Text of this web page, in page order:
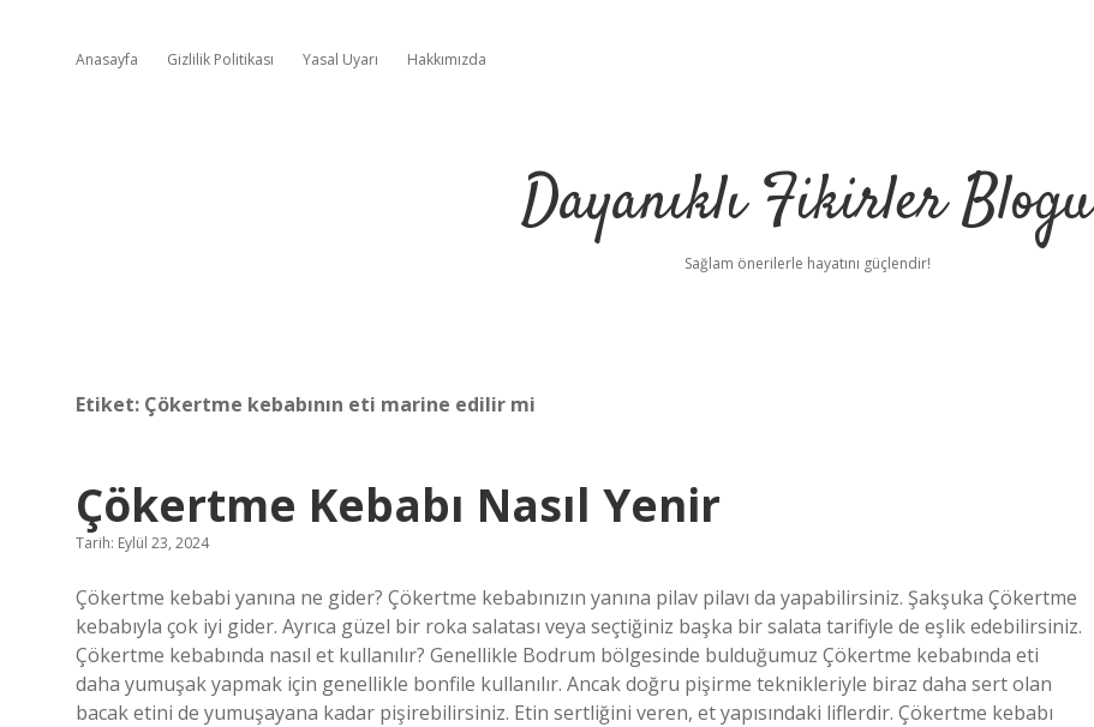
Anasayfa Gizlilik Politikası Yasal Uyarı Hakkımızda
Dayanıklı Fikirler Blogu
Sağlam önerilerle hayatını güçlendir!
Etiket: Çökertme kebabının eti marine edilir mi
Çökertme Kebabı Nasıl Yenir
Tarih: Eylül 23, 2024
Çökertme kebabi yanına ne gider? Çökertme kebabınızın yanına pilav pilavı da yapabilirsiniz. Şakşuka Çökertme
kebabıyla çok iyi gider. Ayrıca güzel bir roka salatası veya seçtiğiniz başka bir salata tarifiyle de eşlik edebilirsiniz.
Çökertme kebabında nasıl et kullanılır? Genellikle Bodrum bölgesinde bulduğumuz Çökertme kebabında eti
daha yumuşak yapmak için genellikle bonfile kullanılır. Ancak doğru pişirme teknikleriyle biraz daha sert olan
bacak etini de yumuşayana kadar pişirebilirsiniz. Etin sertliğini veren, et yapısındaki liflerdir. Çökertme kebabı